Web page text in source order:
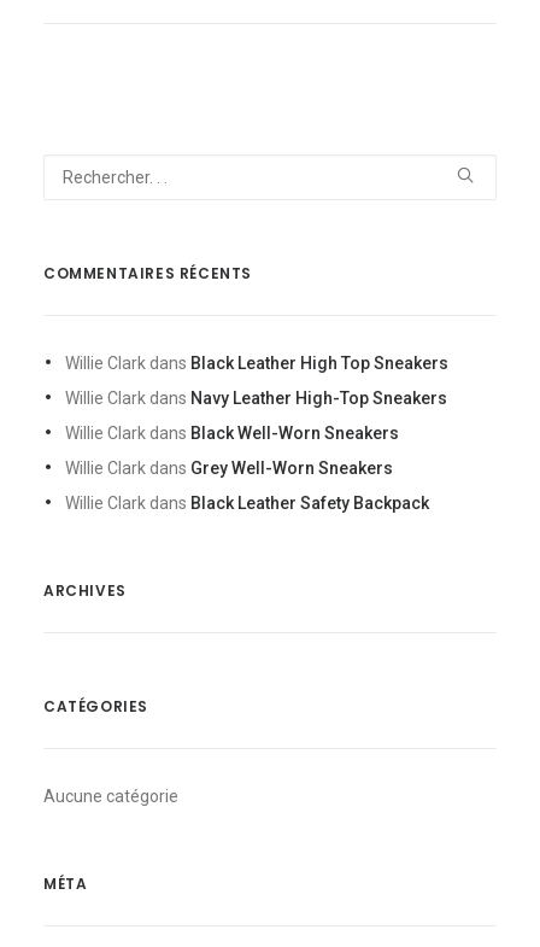
COMMENTAIRES RÉCENTS
Willie Clark dans Black Leather High Top Sneakers
Willie Clark dans Navy Leather High-Top Sneakers
Willie Clark dans Black Well-Worn Sneakers
Willie Clark dans Grey Well-Worn Sneakers
Willie Clark dans Black Leather Safety Backpack
ARCHIVES
CATÉGORIES
Aucune catégorie
MÉTA